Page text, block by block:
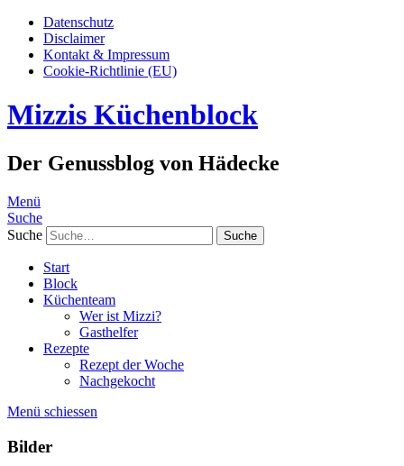
Datenschutz
Disclaimer
Kontakt & Impressum
Cookie-Richtlinie (EU)
Mizzis Küchenblock
Der Genussblog von Hädecke
Menü
Suche
Suche
Start
Block
Küchenteam
Wer ist Mizzi?
Gasthelfer
Rezepte
Rezept der Woche
Nachgekocht
Menü schiessen
Bilder